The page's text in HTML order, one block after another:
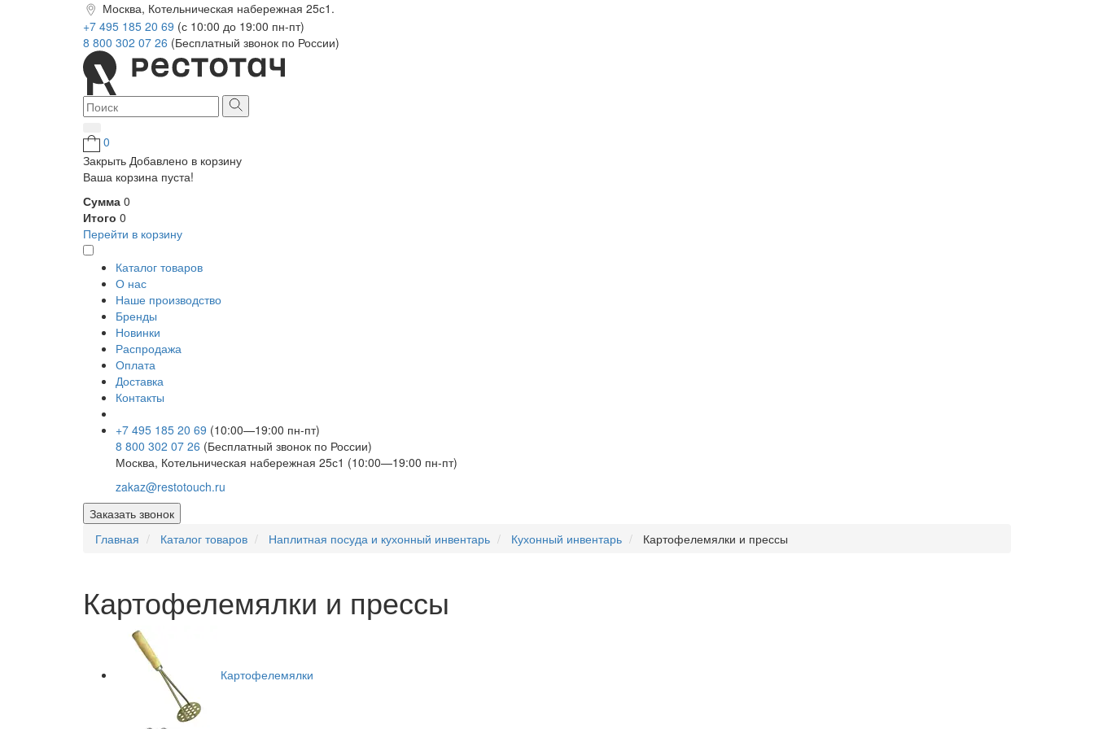
Москва, Котельническая набережная 25с1.
+7 495 185 20 69 (с 10:00 до 19:00 пн-пт)
8 800 302 07 26 (Бесплатный звонок по России)
0
Закрыть Добавлено в корзину
Ваша корзина пуста!
Сумма 0
Итого 0
Перейти в корзину
Каталог товаров
О нас
Наше производство
Бренды
Новинки
Распродажа
Оплата
Доставка
Контакты
+7 495 185 20 69 (10:00—19:00 пн-пт)
8 800 302 07 26 (Бесплатный звонок по России)
Москва, Котельническая набережная 25с1 (10:00—19:00 пн-пт)
zakaz@restotouch.ru
Заказать звонок
Главная
Каталог товаров Наплитная посуда и кухонный инвентарь Кухонный инвентарь Картофелемялки и прессы
Картофелемялки и прессы
Картофелемялки